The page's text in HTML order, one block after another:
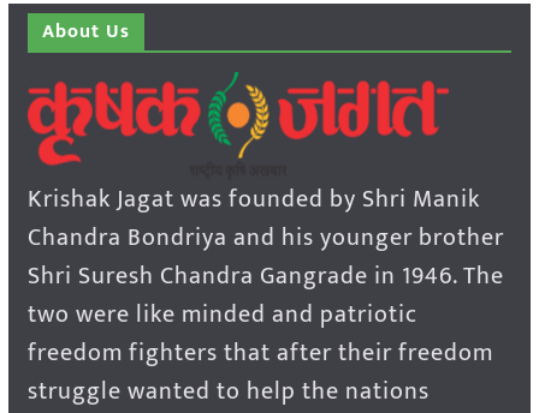
About Us
Krishak Jagat was founded by Shri Manik
Chandra Bondriya and his younger brother
Shri Suresh Chandra Gangrade in 1946. The
two were like minded and patriotic
freedom fighters that after their freedom
struggle wanted to help the nations